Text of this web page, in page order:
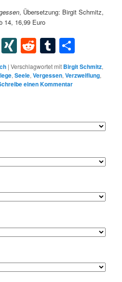
, Übersetzung: Birgit Schmitz,
14, 16,99 Euro
Pinterest
XINGRedditTumblr
|Verschlagwortet mit Birgit Schmitz,
,Seele,Vergessen,Verzweiflung,
einen Kommentar